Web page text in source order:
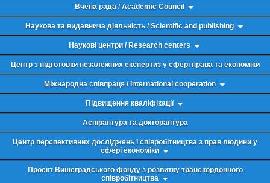
Вчена рада / Academic Council
Наукова та видавнича діяльність / Scientific and publishing
Наукові центри / Research centers
Центр з підготовки незалежних експертиз у сфері права та економіки
Міжнародна співпраця / International cooperation
Підвищення кваліфікації
Аспірантура та докторантура
Центр перспективних досліджень і співробітництва з прав людини у
сфері економіки
Проект Вишеградського фонду з розвитку транскордонного
співробітництва